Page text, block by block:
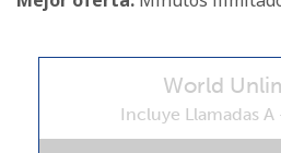
Un número
World
Incluye Llamadas A